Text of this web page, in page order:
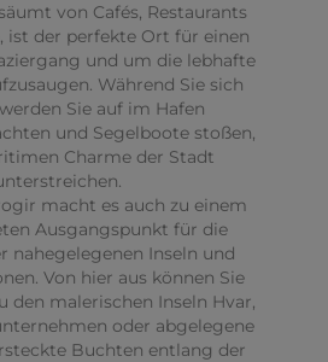
von Cafés, Restaurants
ist der perfekte Ort für einen
und um die lebhafte
Während Sie sich
Sie auf im Hafen
und Segelboote stoßen,
Charme der Stadt
macht es auch zu einem
Ausgangspunkt für die
nahegelegenen Inseln und
Von hier aus können Sie
den malerischen Inseln Hvar,
oder abgelegene
Buchten entlang der